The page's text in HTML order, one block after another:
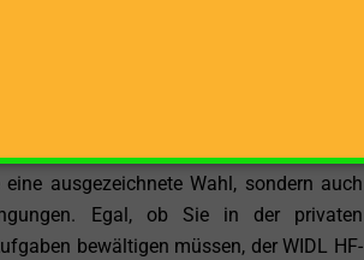
klare und einfache Bedienung steht im
Die robusten Komponenten
und minimieren den Wartungsaufwand,
ausgezeichnete Wahl, sondern auch
Egal, ob Sie in der privaten
bewältigen müssen, der WIDL HF-